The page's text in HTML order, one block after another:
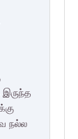
இருந்த
நல்ல